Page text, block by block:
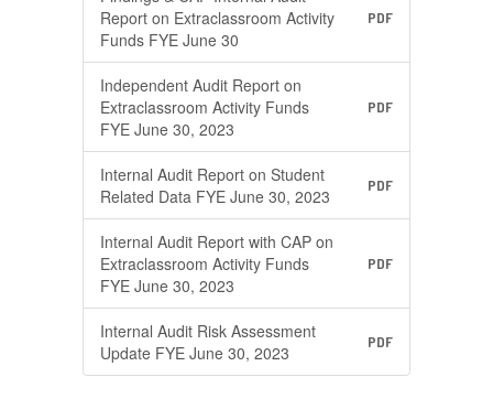
Report on Extraclassroom Activity
Funds FYE June 30
PDF
Independent Audit Report on
Extraclassroom Activity Funds
FYE June 30, 2023
PDF
Internal Audit Report on Student
Related Data FYE June 30, 2023
PDF
Internal Audit Report with CAP on
Extraclassroom Activity Funds
FYE June 30, 2023
PDF
Internal Audit Risk Assessment
Update FYE June 30, 2023
PDF